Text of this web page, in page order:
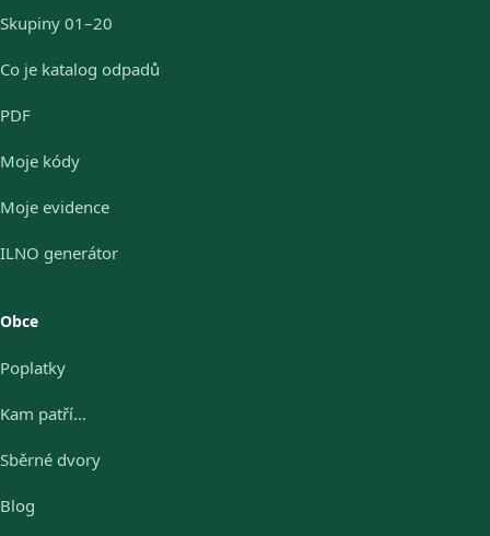
Skupiny 01–20
Co je katalog odpadů
PDF
Moje kódy
Moje evidence
ILNO generátor
Obce
Poplatky
Kam patří…
Sběrné dvory
Blog